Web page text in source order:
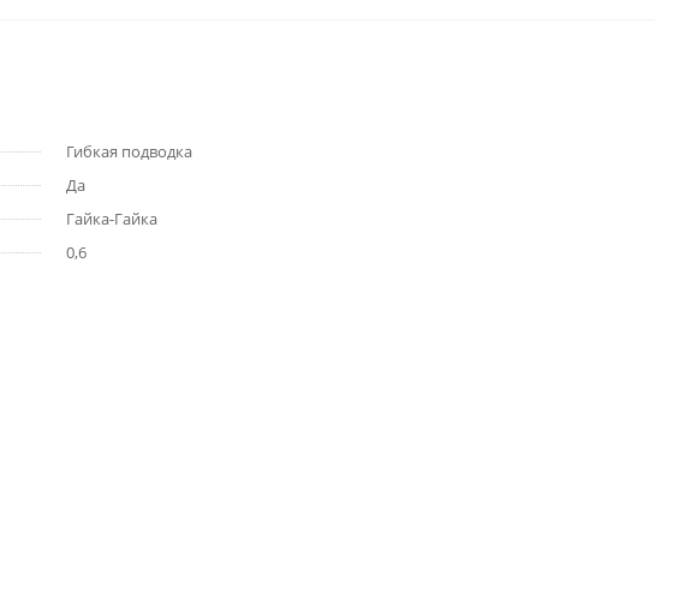
Гибкая подводка
Да
Гайка-Гайка
0,6